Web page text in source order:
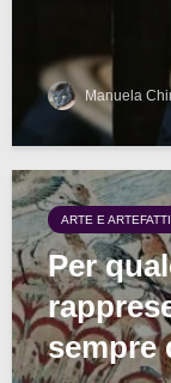
Manuela
ARTE E ARTEFATTI
Per
sempre